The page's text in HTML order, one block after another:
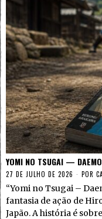
YOMI NO TSUGAI —
27 DE JULHO DE 2026 POR
“Yomi no Tsugai –
fantasia de ação de
Japão. A história é